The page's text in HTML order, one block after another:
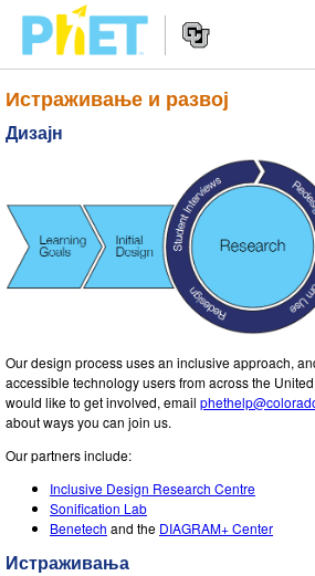
Претрага
PhET
вебсајта
Све симулације
Физика
Математика & Статистика
Земља& Свемир
Биологија
Преведене симулације
Customizable Sims
STUDIO
About Studio
Customizable Sims
Purchase a License
УЧЕЊЕ
Претражи активности
Подели своје активности
Activity Contribution Guidelines
Виртуелне радионице
Professional Learning with PhET
Teaching with PhET
Инклузивни дизајн
PhET Глобал
Data Fluency
DEIB in STEM Ed
ПРИЈАВИТЕ СЕ / РЕГИСТРУЈТЕ СЕ
Истраживање и развој
Дизајн
Our design process uses an inclusive approach,
accessible technology users from across the
would like to get involved, email
about ways you can join us.
Our partners include:
Inclusive Design Research Centre
Sonification Lab
Benetech and the DIAGRAM+ Center
Истраживања